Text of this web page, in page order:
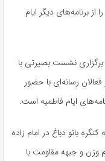
برنامه‌های دیگر ایام
نشست بصیرتی با
و فعالان رسانه‌ای با حضور
ایام فاطمیه است.
کنگره بانو دباغ در امام زاده
وزن و جبهه مقاومت با